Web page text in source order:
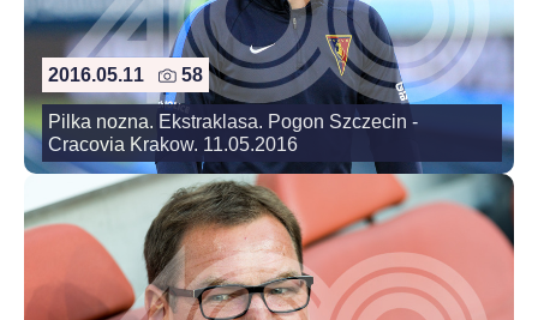
2016.05.11 58
Pilka nozna. Ekstraklasa. Pogon Szczecin -
Cracovia Krakow. 11.05.2016